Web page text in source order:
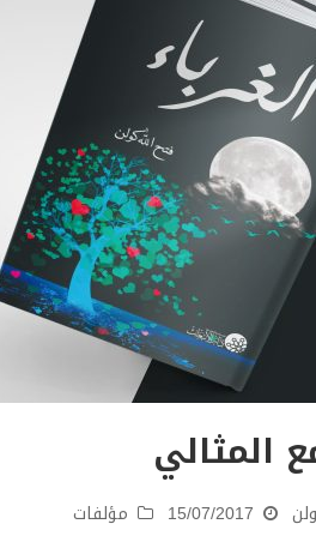
كتاب معراج الروح الصلاة: 32-مراتب الطهارة في الصلاة
المثالي
15/07/2017 مؤلفات